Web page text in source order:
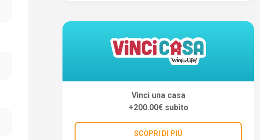
Vinci una casa
+200.00€ subito
SCOPRI DI PIÚ